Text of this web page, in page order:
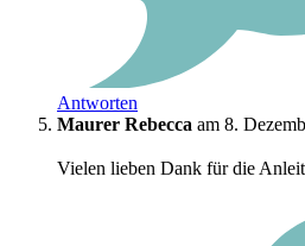
Antworten
Maurer Rebecca am 8.
Vielen lieben Dank für die